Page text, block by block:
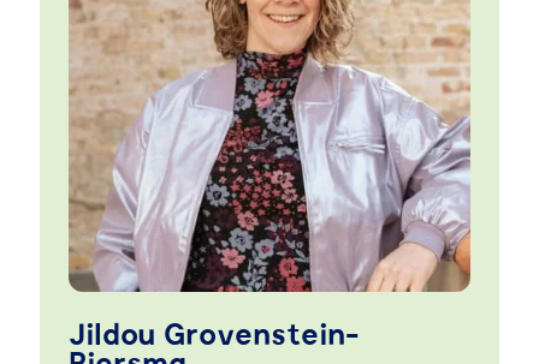
herkennen . En wil je actie en lol tijdens dit
leerproces. Laat het me weten, ik kijk er naar uit
om met jou en/of je team aan de slag te
gaan. I am ready!
Jildou Grovenstein-